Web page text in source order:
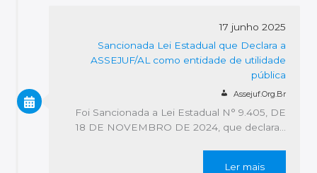
17 junho 2025
Sancionada Lei Estadual que Declara a
ASSEJUF/AL como entidade de utilidade
pública
Assejuf.org.br
Foi Sancionada a Lei Estadual N° 9.405, DE
18 DE NOVEMBRO DE 2024, que declara…
Ler mais